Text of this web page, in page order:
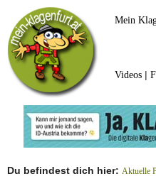
Mein
Videos|
Du befindest dich hier: Aktuelle